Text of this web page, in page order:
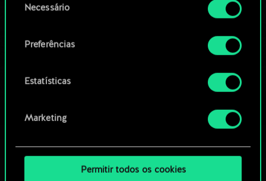
Você encontrará todos os detalhes sobre o uso
de cookies e poderá ajustar as suas preferências
no menu "Configurações" abaixo.
deNecessário
Preferências
Estatísticas
Marketing
Permitir todos os cookies